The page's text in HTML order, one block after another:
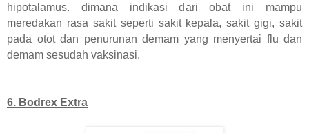
hipotalamus. dimana indikasi dari obat ini mampu
meredakan rasa sakit seperti sakit kepala, sakit gigi, sakit
pada otot dan penurunan demam yang menyertai flu dan
demam sesudah vaksinasi.
6. Bodrex Extra